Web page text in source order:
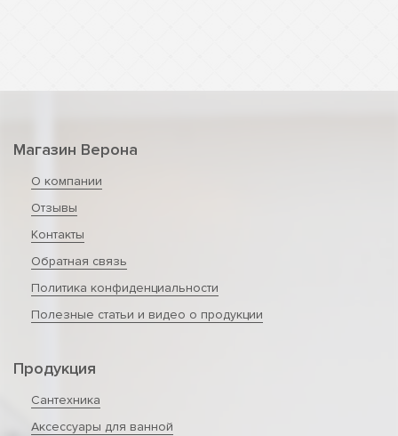
Магазин Верона
О компании
Отзывы
Контакты
Обратная связь
Политика конфиденциальности
Полезные статьи и видео о продукции
Продукция
Сантехника
Аксессуары для ванной